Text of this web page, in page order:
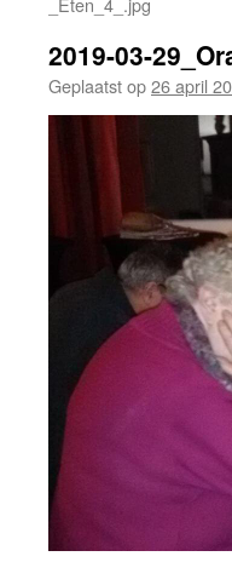
2019-03-
Geplaatst op26 april